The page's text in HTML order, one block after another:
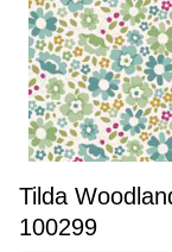
Tilda
100299